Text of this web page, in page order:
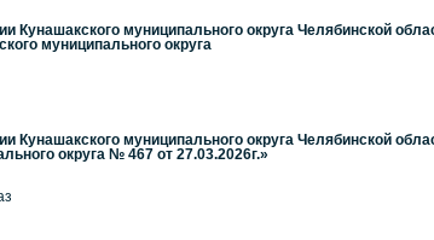
Кунашакского муниципального округа Челябинской
муниципального округа
Кунашакского муниципального округа Челябинской
округа № 467 от 27.03.2026г.»